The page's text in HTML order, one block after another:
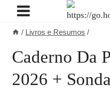
Pular
/ Livros e Resumos /
Caderno Da
2026 +